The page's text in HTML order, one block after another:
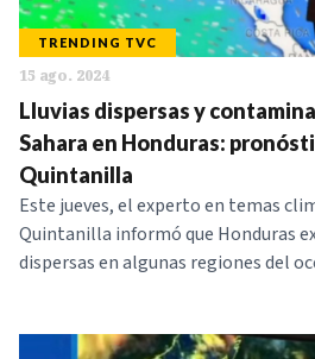
TRENDING TVC
15 ago. 2024
Lluvias dispersas y
Sahara en Honduras:
Quintanilla
Este jueves, el experto en temas
Quintanilla informó que Honduras
dispersas en algunas regiones del